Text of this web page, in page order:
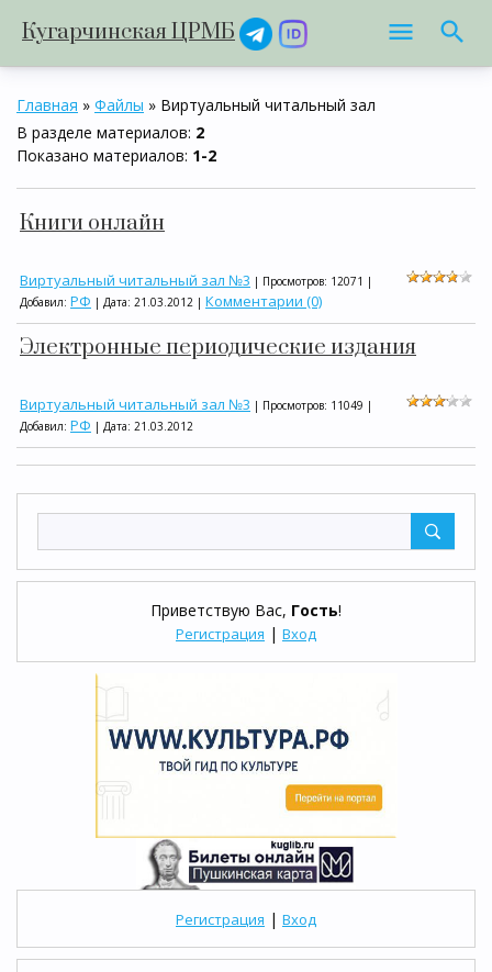
Кугарчинская ЦРМБ
Приветствую Вас, Гость!
Регистрация | Вход
Регистрация | Вход
Главная » Файлы » Виртуальный читальный зал
В разделе материалов: 2
Показано материалов: 1-2
Книги онлайн
Виртуальный читальный зал №3 | Просмотров: 12071 |
Добавил: РФ | Дата: 21.03.2012 | Комментарии (0)
Электронные периодические издания
Виртуальный читальный зал №3 | Просмотров: 11049 |
Добавил: РФ | Дата: 21.03.2012